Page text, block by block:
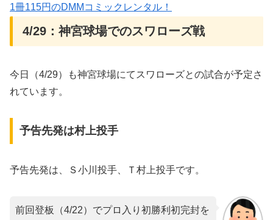
1冊115円のDMMコミックレンタル！
4/29：神宮球場でのスワローズ戦
今日（4/29）も神宮球場にてスワローズとの試合が予定さ
れています。
予告先発は村上投手
予告先発は、Ｓ小川投手、Ｔ村上投手です。
前回登板（4/22）でプロ入り初勝利初完封を